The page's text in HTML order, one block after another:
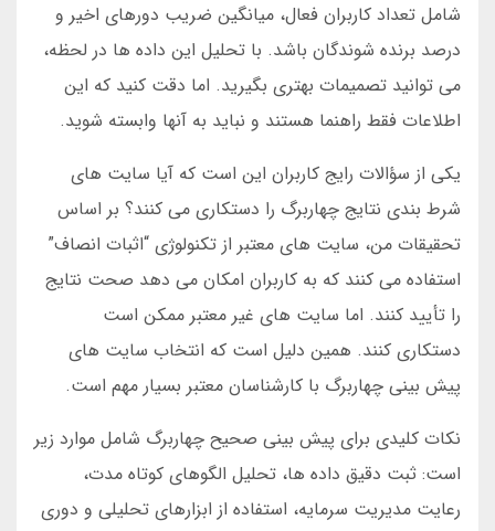
شامل تعداد کاربران فعال، میانگین ضریب دورهای اخیر و
درصد برنده شوندگان باشد. با تحلیل این داده ها در لحظه،
می توانید تصمیمات بهتری بگیرید. اما دقت کنید که این
اطلاعات فقط راهنما هستند و نباید به آنها وابسته شوید.
یکی از سؤالات رایج کاربران این است که آیا سایت های
شرط بندی نتایج چهاربرگ را دستکاری می کنند؟ بر اساس
تحقیقات من، سایت های معتبر از تکنولوژی “اثبات انصاف”
استفاده می کنند که به کاربران امکان می دهد صحت نتایج
را تأیید کنند. اما سایت های غیر معتبر ممکن است
دستکاری کنند. همین دلیل است که انتخاب سایت های
پیش بینی چهاربرگ با کارشناسان معتبر بسیار مهم است.
نکات کلیدی برای پیش بینی صحیح چهاربرگ شامل موارد زیر
است: ثبت دقیق داده ها، تحلیل الگوهای کوتاه مدت،
رعایت مدیریت سرمایه، استفاده از ابزارهای تحلیلی و دوری